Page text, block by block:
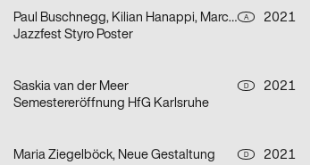
Paul Buschnegg, Kilian Hanappi, Marcus Wagner A
2021
Jazzfest Styro Poster
Saskia van der Meer D
2021
Semestereröffnung HfG Karlsruhe
Maria Ziegelböck, Neue Gestaltung D
2021